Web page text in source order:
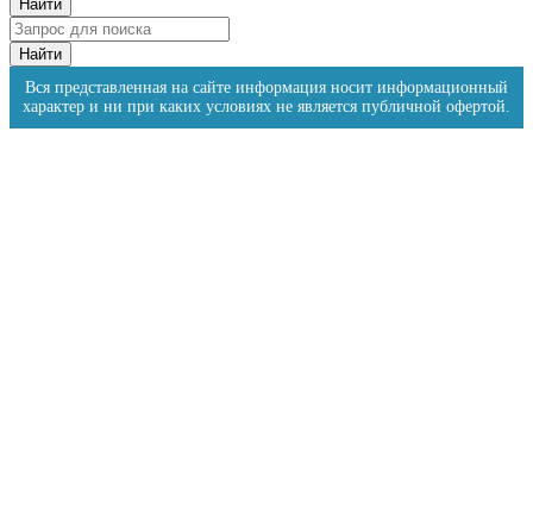
Вся представленная на сайте информация носит информационный
характер и ни при каких условиях не является публичной офертой.